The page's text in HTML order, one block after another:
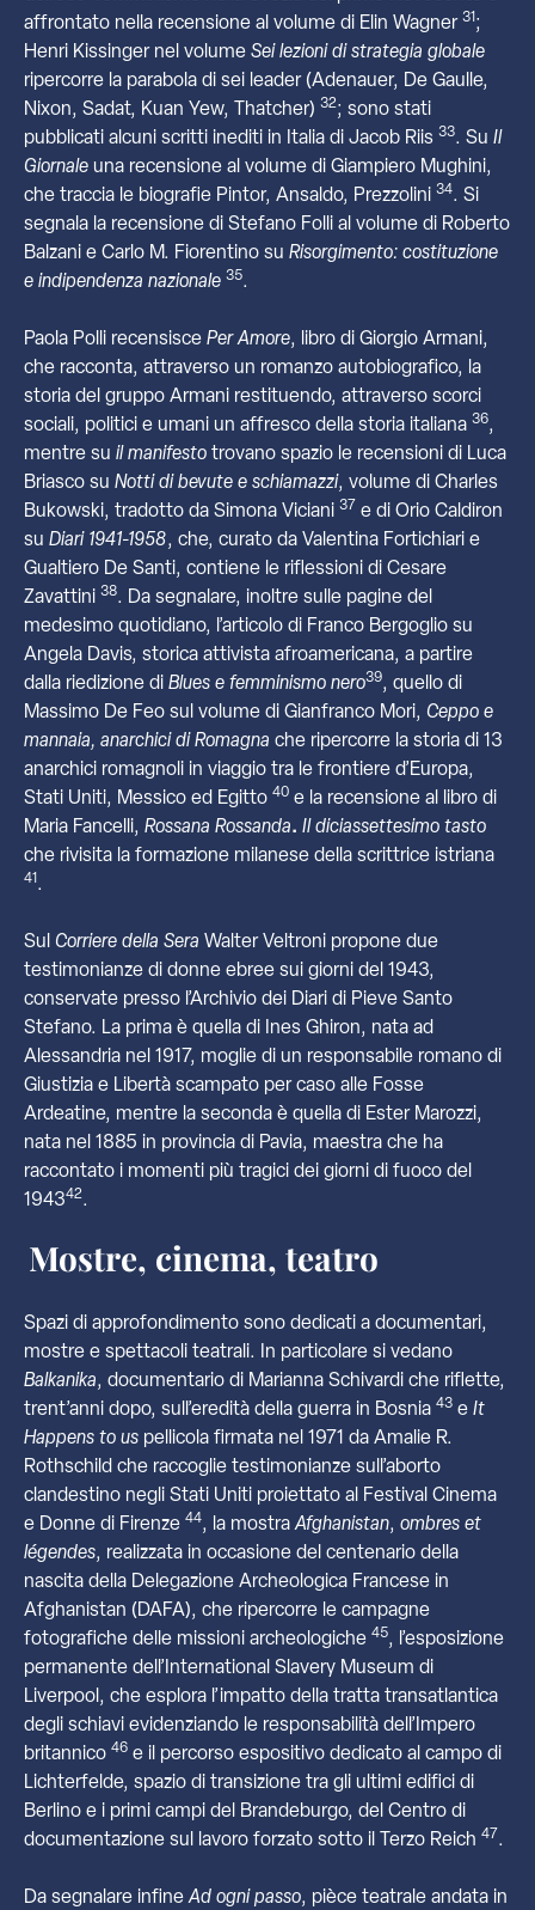
affrontato nella recensione al volume di Elin Wagner 31;
Henri Kissinger nel volume Sei lezioni di strategia globale
ripercorre la parabola di sei leader (Adenauer, De Gaulle,
Nixon, Sadat, Kuan Yew, Thatcher) 32; sono stati
pubblicati alcuni scritti inediti in Italia di Jacob Riis 33. Su Il
Giornale una recensione al volume di Giampiero Mughini,
che traccia le biografie Pintor, Ansaldo, Prezzolini 34. Si
segnala la recensione di Stefano Folli al volume di Roberto
Balzani e Carlo M. Fiorentino su Risorgimento: costituzione
e indipendenza nazionale 35.
Paola Polli recensisce Per Amore, libro di Giorgio Armani,
che racconta, attraverso un romanzo autobiografico, la
storia del gruppo Armani restituendo, attraverso scorci
sociali, politici e umani un affresco della storia italiana 36,
mentre su il manifesto trovano spazio le recensioni di Luca
Briasco su Notti di bevute e schiamazzi, volume di Charles
Bukowski, tradotto da Simona Viciani 37 e di Orio Caldiron
su Diari 1941-1958, che, curato da Valentina Fortichiari e
Gualtiero De Santi, contiene le riflessioni di Cesare
Zavattini 38. Da segnalare, inoltre sulle pagine del
medesimo quotidiano, l’articolo di Franco Bergoglio su
Angela Davis, storica attivista afroamericana, a partire
dalla riedizione di Blues e femminismo nero39, quello di
Massimo De Feo sul volume di Gianfranco Mori, Ceppo e
mannaia, anarchici di Romagna che ripercorre la storia di 13
anarchici romagnoli in viaggio tra le frontiere d’Europa,
Stati Uniti, Messico ed Egitto 40 e la recensione al libro di
Maria Fancelli, Rossana Rossanda. Il diciassettesimo tasto
che rivisita la formazione milanese della scrittrice istriana
41.
Sul Corriere della Sera Walter Veltroni propone due
testimonianze di donne ebree sui giorni del 1943,
conservate presso l’Archivio dei Diari di Pieve Santo
Stefano. La prima è quella di Ines Ghiron, nata ad
Alessandria nel 1917, moglie di un responsabile romano di
Giustizia e Libertà scampato per caso alle Fosse
Ardeatine, mentre la seconda è quella di Ester Marozzi,
nata nel 1885 in provincia di Pavia, maestra che ha
raccontato i momenti più tragici dei giorni di fuoco del
194342.
Mostre, cinema, teatro
Spazi di approfondimento sono dedicati a documentari,
mostre e spettacoli teatrali. In particolare si vedano
Balkanika, documentario di Marianna Schivardi che riflette,
trent’anni dopo, sull’eredità della guerra in Bosnia 43 e It
Happens to us pellicola firmata nel 1971 da Amalie R.
Rothschild che raccoglie testimonianze sull’aborto
clandestino negli Stati Uniti proiettato al Festival Cinema
e Donne di Firenze 44, la mostraAfghanistan, ombres et
légendes, realizzata in occasione del centenario della
nascita della Delegazione Archeologica Francese in
Afghanistan (DAFA), che ripercorre le campagne
fotografiche delle missioni archeologiche 45, l’esposizione
permanente dell’International Slavery Museum di
Liverpool, che esplora l’impatto della tratta transatlantica
degli schiavi evidenziando le responsabilità dell’Impero
britannico 46 e il percorso espositivo dedicato al campo di
Lichterfelde, spazio di transizione tra gli ultimi edifici di
Berlino e i primi campi del Brandeburgo, del Centro di
documentazione sul lavoro forzato sotto il Terzo Reich 47.
Da segnalare infineAd ogni passo, pièce teatrale andata in